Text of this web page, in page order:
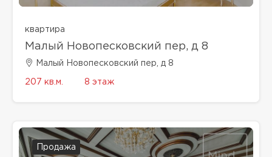
квартира
Малый Новопесковский пер, д 8
Малый Новопесковский пер, д 8
207 кв.м. 8 этаж
Продажа